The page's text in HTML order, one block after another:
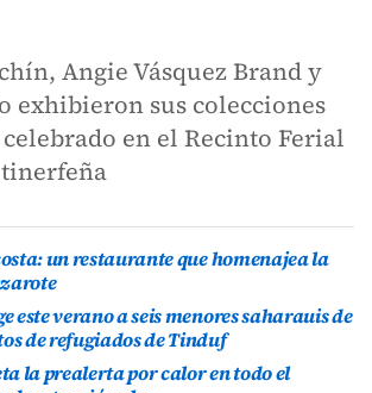
Angie Vásquez Brand y
exhibieron sus colecciones
en el Recinto Ferial
un restaurante que homenajea la
este verano a seis menores saharauis de
de refugiados de Tinduf
la prealerta por calor en todo el